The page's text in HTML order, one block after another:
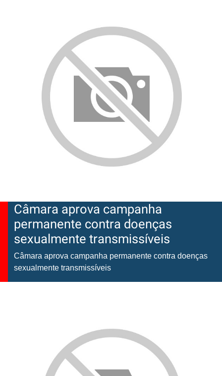
Câmara aprova campanha
permanente contra doenças
sexualmente transmissíveis
Câmara aprova campanha permanente contra doenças
sexualmente transmissíveis